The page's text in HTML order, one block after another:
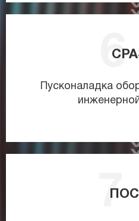
Пусконаладка